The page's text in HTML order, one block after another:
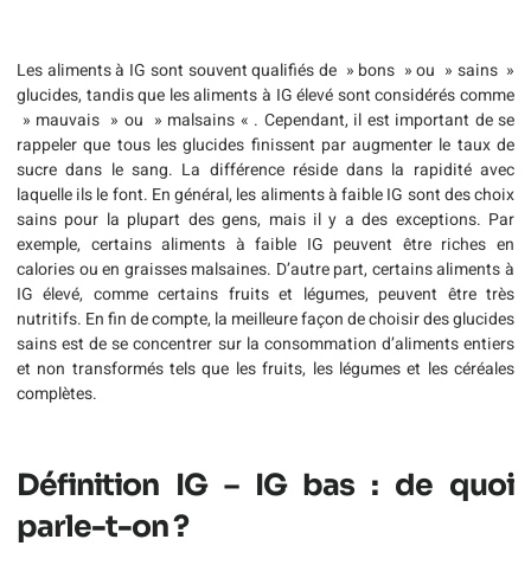
Les aliments à IG sont souvent qualifiés de » bons » ou » sains »
glucides, tandis que les aliments à IG élevé sont considérés comme
» mauvais » ou » malsains « . Cependant, il est important de se
rappeler que tous les glucides finissent par augmenter le taux de
sucre dans le sang. La différence réside dans la rapidité avec
laquelle ils le font. En général, les aliments à faible IG sont des choix
sains pour la plupart des gens, mais il y a des exceptions. Par
exemple, certains aliments à faible IG peuvent être riches en
calories ou en graisses malsaines. D’autre part, certains aliments à
IG élevé, comme certains fruits et légumes, peuvent être très
nutritifs. En fin de compte, la meilleure façon de choisir des glucides
sains est de se concentrer sur la consommation d’aliments entiers
et non transformés tels que les fruits, les légumes et les céréales
complètes.
Définition IG – IG bas : de quoi
parle-t-on ?